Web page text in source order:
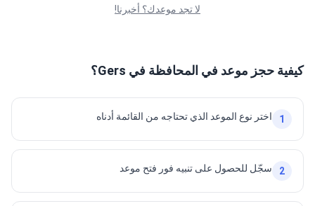
لا تجد موعدك؟ أخبرنا!
كيفية حجز موعد في المحافظة في Gers؟
1 اختر نوع الموعد الذي تحتاجه من القائمة أدناه
2 سجّل للحصول على تنبيه فور فتح موعد